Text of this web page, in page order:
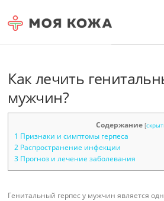
Как лечить
мужчин?
Содержание [
1 Признаки и симптомы герпеса
2 Распространение инфекции
3 Прогноз и лечение заболевания
Генитальный герпес у мужчин является
Для